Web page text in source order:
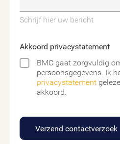
Schrijf hier uw bericht
Akkoord privacystatement
BMC gaat zorgvuldig
persoonsgegevens. Ik
privacystatement
akkoord.
Verzend contactverzoek